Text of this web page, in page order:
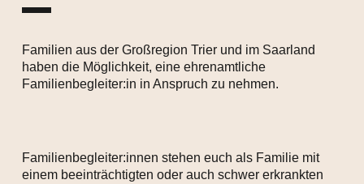
Familien aus der Großregion Trier und im Saarland
haben die Möglichkeit, eine ehrenamtliche
Familienbegleiter:in in Anspruch zu nehmen.
​Familienbegleiter:innen stehen euch als Familie mit
einem beeinträchtigten oder auch schwer erkrankten